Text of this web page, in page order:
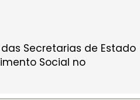
Secretarias de Estado
Social no